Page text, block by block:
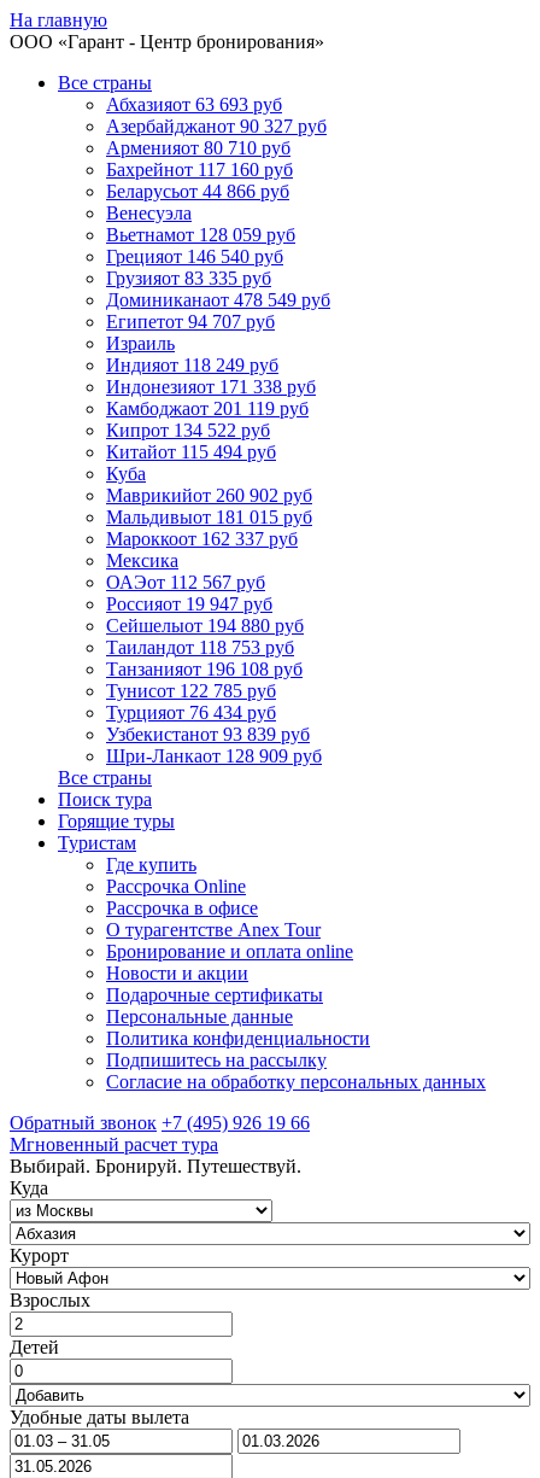
На главную
ООО «Гарант - Центр бронирования»
Все страны
Абхазияот 63 693 руб
Азербайджанот 90 327 руб
Арменияот 80 710 руб
Бахрейнот 117 160 руб
Беларусьот 44 866 руб
Венесуэла
Вьетнамот 128 059 руб
Грецияот 146 540 руб
Грузияот 83 335 руб
Доминиканаот 478 549 руб
Египетот 94 707 руб
Израиль
Индияот 118 249 руб
Индонезияот 171 338 руб
Камбоджаот 201 119 руб
Кипрот 134 522 руб
Китайот 115 494 руб
Куба
Маврикийот 260 902 руб
Мальдивыот 181 015 руб
Мароккоот 162 337 руб
Мексика
ОАЭот 112 567 руб
Россияот 19 947 руб
Сейшелыот 194 880 руб
Таиландот 118 753 руб
Танзанияот 196 108 руб
Тунисот 122 785 руб
Турцияот 76 434 руб
Узбекистанот 93 839 руб
Шри-Ланкаот 128 909 руб
Все страны
Поиск тура
Горящие туры
Туристам
Где купить
Рассрочка Online
Рассрочка в офисе
О турагентстве Anex Tour
Бронирование и оплата online
Новости и акции
Подарочные сертификаты
Персональные данные
Политика конфиденциальности
Подпишитесь на рассылку
Согласие на обработку персональных данных
Обратный звонок +7 (495) 926 19 66
Мгновенный расчет тура
Выбирай. Бронируй. Путешествуй.
Куда
Курорт
Взрослых
Детей
Удобные даты вылета